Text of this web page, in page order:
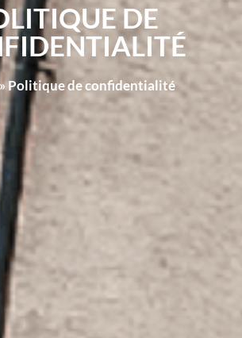
DE
»Politique de confidentialité